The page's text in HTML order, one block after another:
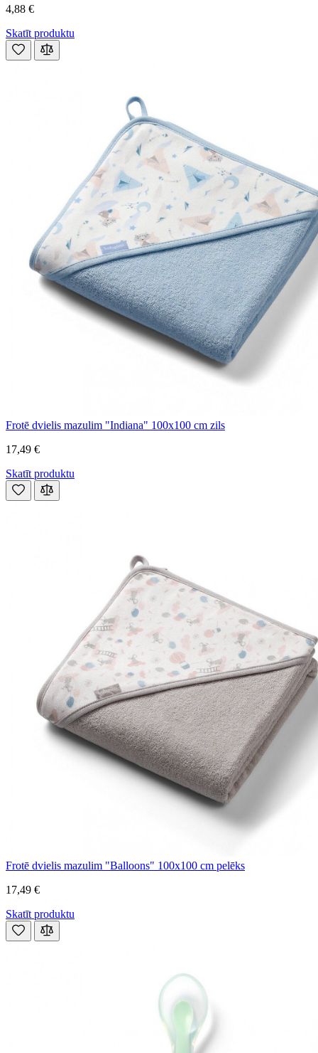
4,88 €
Skatīt produktu
Frotē dvielis mazulim "Indiana" 100x100 cm zils
17,49 €
Skatīt produktu
Frotē dvielis mazulim "Balloons" 100x100 cm pelēks
17,49 €
Skatīt produktu